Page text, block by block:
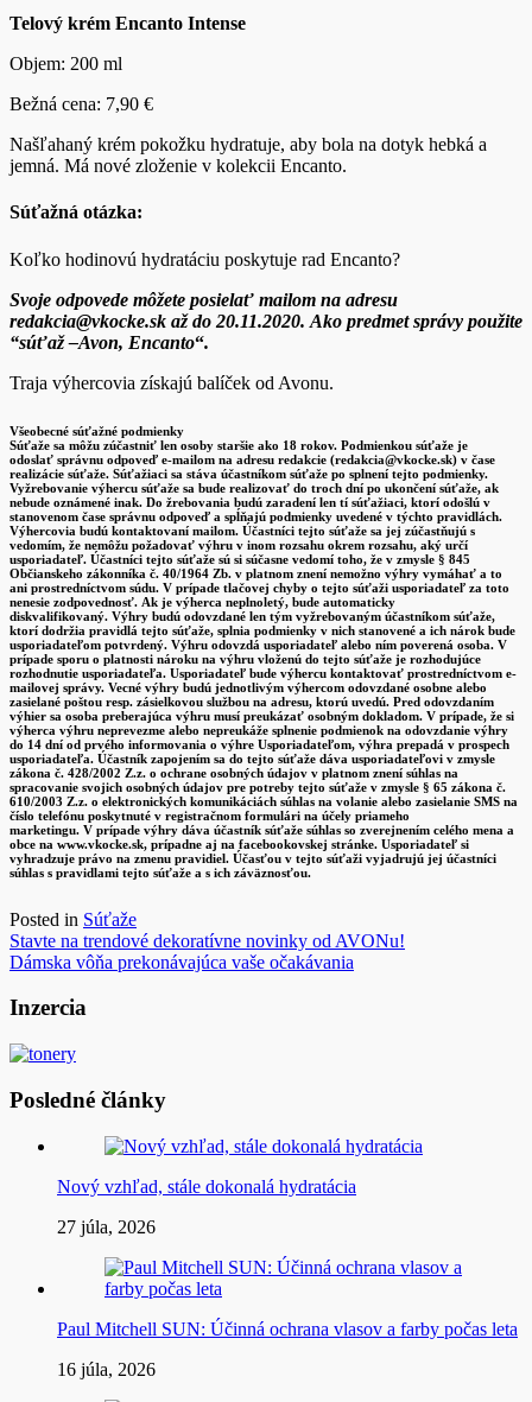
Telový krém Encanto Intense
Objem: 200 ml
Bežná cena: 7,90 €
Našľahaný krém pokožku hydratuje, aby bola na dotyk hebká a
jemná. Má nové zloženie v kolekcii Encanto.
Súťažná otázka:
Koľko hodinovú hydratáciu poskytuje rad Encanto?
Svoje odpovede môžete posielať mailom na adresu
redakcia@vkocke.sk až do 20.11.2020. Ako predmet správy použite
“súťaž –Avon, Encanto“.
Traja výhercovia získajú balíček od Avonu.
Všeobecné súťažné podmienky
Súťaže sa môžu zúčastniť len osoby staršie ako 18 rokov. Podmienkou súťaže je
odoslať správnu odpoveď e-mailom na adresu redakcie (redakcia@vkocke.sk) v čase
realizácie súťaže. Súťažiaci sa stáva účastníkom súťaže po splnení tejto podmienky.
Vyžrebovanie výhercu súťaže sa bude realizovať do troch dní po ukončení súťaže, ak
nebude oznámené inak. Do žrebovania budú zaradení len tí súťažiaci, ktorí odošlú v
stanovenom čase správnu odpoveď a spĺňajú podmienky uvedené v týchto pravidlách.
Výhercovia budú kontaktovaní mailom. Účastníci tejto súťaže sa jej zúčastňujú s
vedomím, že nemôžu požadovať výhru v inom rozsahu okrem rozsahu, aký určí
usporiadateľ. Účastníci tejto súťaže sú si súčasne vedomí toho, že v zmysle § 845
Občianskeho zákonníka č. 40/1964 Zb. v platnom znení nemožno výhry vymáhať a to
ani prostredníctvom súdu. V prípade tlačovej chyby o tejto súťaži usporiadateľ za toto
nenesie zodpovednosť. Ak je výherca neplnoletý, bude automaticky
diskvalifikovaný. Výhry budú odovzdané len tým vyžrebovaným účastníkom súťaže,
ktorí dodržia pravidlá tejto súťaže, splnia podmienky v nich stanovené a ich nárok bude
usporiadateľom potvrdený. Výhru odovzdá usporiadateľ alebo ním poverená osoba. V
prípade sporu o platnosti nároku na výhru vloženú do tejto súťaže je rozhodujúce
rozhodnutie usporiadateľa. Usporiadateľ bude výhercu kontaktovať prostredníctvom e-
mailovej správy. Vecné výhry budú jednotlivým výhercom odovzdané osobne alebo
zasielané poštou resp. zásielkovou službou na adresu, ktorú uvedú. Pred odovzdaním
výhier sa osoba preberajúca výhru musí preukázať osobným dokladom. V prípade, že si
výherca výhru neprevezme alebo nepreukáže splnenie podmienok na odovzdanie výhry
do 14 dní od prvého informovania o výhre Usporiadateľom, výhra prepadá v prospech
usporiadateľa. Účastník zapojením sa do tejto súťaže dáva usporiadateľovi v zmysle
zákona č. 428/2002 Z.z. o ochrane osobných údajov v platnom znení súhlas na
spracovanie svojich osobných údajov pre potreby tejto súťaže v zmysle § 65 zákona č.
610/2003 Z.z. o elektronických komunikáciách súhlas na volanie alebo zasielanie SMS na
číslo telefónu poskytnuté v registračnom formulári na účely priameho
marketingu. V prípade výhry dáva účastník súťaže súhlas so zverejnením celého mena a
obce na www.vkocke.sk, prípadne aj na facebookovskej stránke. Usporiadateľ si
vyhradzuje právo na zmenu pravidiel. Účasťou v tejto súťaži vyjadrujú jej účastníci
súhlas s pravidlami tejto súťaže a s ich záväznosťou.
Posted in Súťaže
Navigácia
v
článku
Stavte na trendové dekoratívne novinky od AVONu!
Dámska vôňa prekonávajúca vaše očakávania
Inzercia
Posledné články
Nový vzhľad, stále dokonalá hydratácia
27 júla, 2026
Paul Mitchell SUN: Účinná ochrana vlasov a farby počas leta
16 júla, 2026